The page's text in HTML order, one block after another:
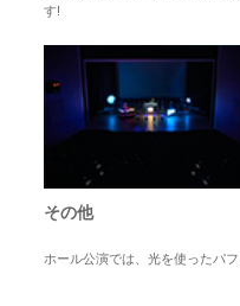
す!
その他
ホール公演では、光を使ったパ